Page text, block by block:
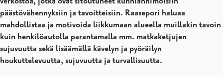
päästövähennyksiin ja tavoitteisiin. Raasepori haluaa
mahdollistaa ja motivoida liikkumaan alueella muillakin tavoin
kuin henkilöautolla parantamalla mm. matkaketjujen
sujuvuutta sekä lisäämällä kävelyn ja pyöräilyn
houkuttelevuutta, sujuvuutta ja turvallisuutta.